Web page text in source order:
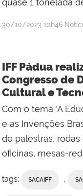
quase 1 tonelada
por
Ferreira
publicado
30/10/2023 10h46
IFF Pádua
Congresso de
Cultural e
Com o tema "A
e as Invenções
de palestras,
oficinas, mesas-
tags: SACAIFF ,